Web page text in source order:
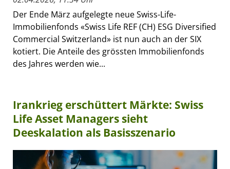
Der Ende März aufgelegte neue Swiss-Life-
Immobilienfonds «Swiss Life REF (CH) ESG Diversified
Commercial Switzerland» ist nun auch an der SIX
kotiert. Die Anteile des grössten Immobilienfonds
des Jahres werden wie...
Irankrieg erschüttert Märkte: Swiss
Life Asset Managers sieht
Deeskalation als Basisszenario